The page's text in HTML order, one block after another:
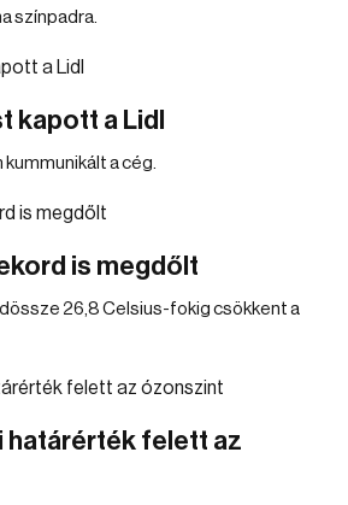
színpadra.
kapott a Lidl
a cég.
is megdőlt
26,8 Celsius-fokig csökkent a
határérték felett az